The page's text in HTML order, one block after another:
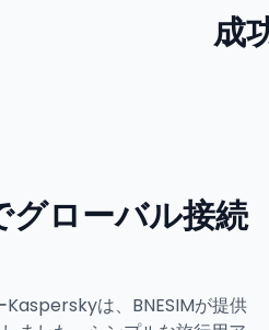
成
ローバル接続
Kasperskyは、BNESIMが提供